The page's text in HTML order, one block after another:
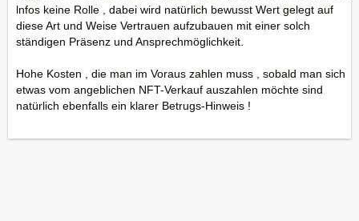
lnfos keine Rolle , dabei wird natürlich bewusst Wert gelegt auf
diese Art und Weise Vertrauen aufzubauen mit einer solch
ständigen Präsenz und Ansprechmöglichkeit.
Hohe Kosten , die man im Voraus zahlen muss , sobald man sich
etwas vom angeblichen NFT-Verkauf auszahlen möchte sind
natürlich ebenfalls ein klarer Betrugs-Hinweis !